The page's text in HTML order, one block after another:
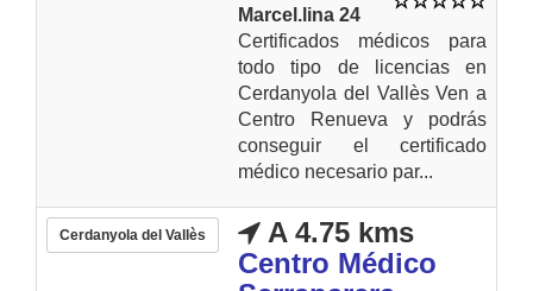
Marcel.lina 24
Certificados médicos para
todo tipo de licencias en
Cerdanyola del Vallès Ven a
Centro Renueva y podrás
conseguir el certificado
médico necesario par...
Cerdanyola del Vallès
A 4.75 kms
Centro Médico